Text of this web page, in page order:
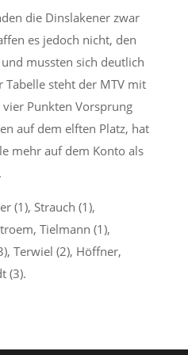
die Dinslakener zwar
es jedoch nicht, den
mussten sich deutlich
Tabelle steht der MTV mit
Punkten Vorsprung
auf dem elften Platz, hat
mehr auf dem Konto als
(1), Strauch (1),
Tielmann (1),
Terwiel (2), Höffner,
(3).